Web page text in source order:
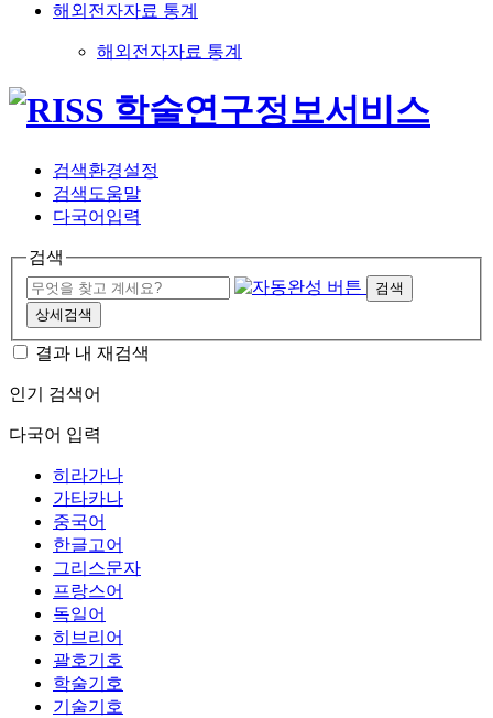
해외전자자료 통계
해외전자자료 통계
검색환경설정
검색도움말
다국어입력
검색
검색
상세검색
결과 내 재검색
인기 검색어
다국어 입력
히라가나
가타카나
중국어
한글고어
그리스문자
프랑스어
독일어
히브리어
괄호기호
학술기호
기술기호